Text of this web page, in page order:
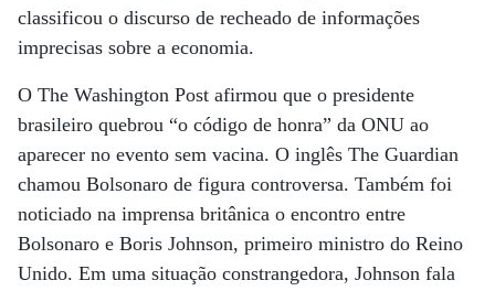
classificou o discurso de recheado de informações
imprecisas sobre a economia.
O The Washington Post afirmou que o presidente
brasileiro quebrou “o código de honra” da ONU ao
aparecer no evento sem vacina. O inglês The Guardian
chamou Bolsonaro de figura controversa. Também foi
noticiado na imprensa britânica o encontro entre
Bolsonaro e Boris Johnson, primeiro ministro do Reino
Unido. Em uma situação constrangedora, Johnson fala